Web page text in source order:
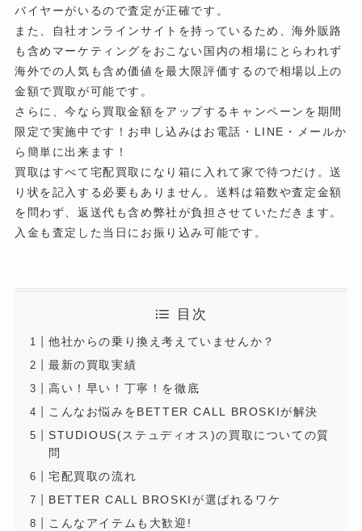
バイヤーがいるので査定が正確です。
また、自社オンラインサイトを持っているため、海外販路
も含めマーケティングをおこない国内の相場にとらわれず
海外での人気も含め価値を最大限評価するので相場以上の
金額で買取が可能です。
さらに、今なら買取金額をアップするキャンペーンを期間
限定で実施中です！お申し込みはお電話・LINE・メールか
ら簡単に出来ます！
買取はすべて宅配買取になり箱に入れて家で待つだけ。送
り状を記入する必要もありません。送料は箱数や査定金額
を問わず、返送代も含め弊社が負担させていただきます。
入金も査定した当日にお振り込み可能です。
目次
他社からの乗り換え考えていませんか？
最新の買取実績
高い！早い！丁寧！を徹底
こんなお悩みをBETTER CALL BROSKIが解決
STUDIOUS(ステュディオス)の買取についての質
問
宅配買取の流れ
BETTER CALL BROSKIが選ばれるワケ
こんなアイテムも大歓迎!